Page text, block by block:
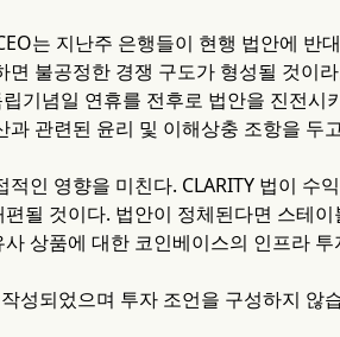
는 지난주 은행들이 현행 법안에
불공정한 경쟁 구도가 형성될 것이
기념일 연휴를 전후로 법안을 진전시
관련된 윤리 및 이해상충 조항을 두
인 영향을 미친다. CLARITY 법이 수
될 것이다. 법안이 정체된다면 스테
상품에 대한 코인베이스의 인프라
성되었으며 투자 조언을 구성하지 않